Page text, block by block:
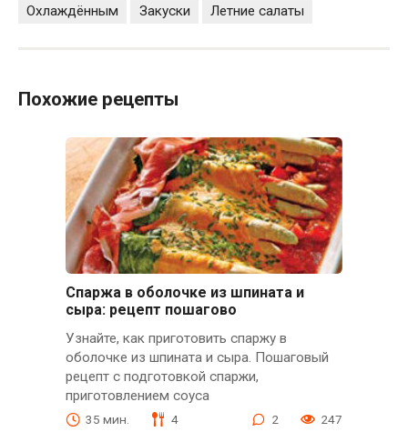
Охлаждённым Закуски Летние салаты
Похожие рецепты
Спаржа в оболочке из шпината и
сыра: рецепт пошагово
Узнайте, как приготовить спаржу в
оболочке из шпината и сыра. Пошаговый
рецепт с подготовкой спаржи,
приготовлением соуса
35 мин. 4 2 247